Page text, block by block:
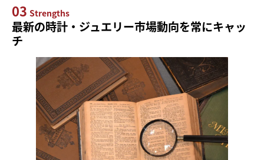
03 Strengths
最新の時計・ジュエリー市場動向を常にキャッ
チ